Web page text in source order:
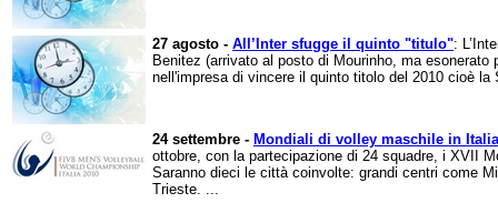
27 agosto - All’Inter sfugge il quinto "titulo":
Benitez (arrivato al posto di Mourinho, ma esonerato
nell'impresa di vincere il quinto titolo del 2010 cioè la
24 settembre - Mondiali di volley maschile in Italia
ottobre, con la partecipazione di 24 squadre, i XVII
Saranno dieci le città coinvolte: grandi centri come
Trieste. ...